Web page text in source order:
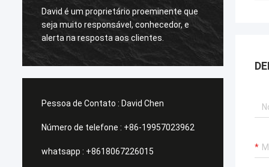
David é um proprietário proeminente que
seja muito responsável, conhecedor, e
alerta na resposta aos clientes.
Pessoa de Contato : David Chen
Número de telefone : +86-19957023962
whatsapp : +8618067226015